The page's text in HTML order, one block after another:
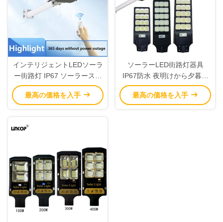
インテリジェントLEDソーラ
ー街路灯 IP67 ソーラースマ
ート街路灯 60W 100W
200W 300W 500W
最高の価格を入手
ソーラーLED街路灯器具
IP67防水 夜明けから夕暮れ
までのソーラーパワーLED街
路灯
最高の価格を入手